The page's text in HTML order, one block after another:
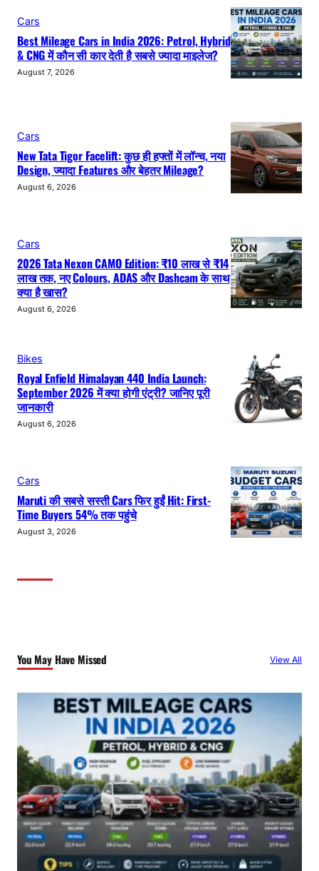
Cars
Best Mileage Cars in India 2026: Petrol, Hybrid
& CNG में कौन सी कार देती है सबसे ज्यादा माइलेज?
August 7, 2026
Cars
New Tata Tigor Facelift: कुछ ही हफ्तों में लॉन्च, नया
Design, ज्यादा Features और बेहतर Mileage?
August 6, 2026
Cars
2026 Tata Nexon CAMO Edition: ₹10 लाख से ₹14
लाख तक, नए Colours, ADAS और Dashcam के साथ
क्या है खास?
August 6, 2026
Bikes
Royal Enfield Himalayan 440 India Launch:
September 2026 में क्या होगी एंट्री? जानिए पूरी
जानकारी
August 6, 2026
Cars
Maruti की सबसे सस्ती Cars फिर हुईं Hit: First-
Time Buyers 54% तक पहुंचे
August 3, 2026
You May Have Missed View All